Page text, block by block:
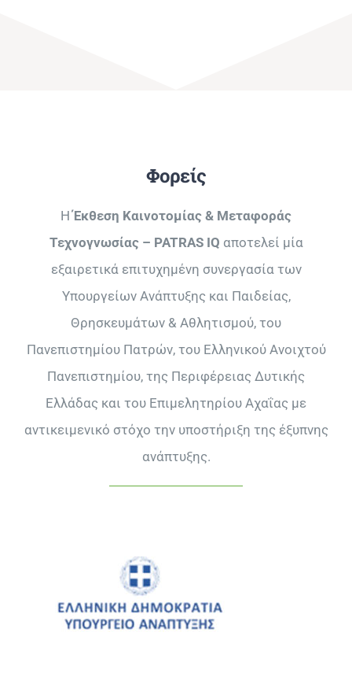
Φορείς
ΗΈκθεση Καινοτομίας & Μεταφοράς
Τεχνογνωσίας – PATRAS IQ αποτελεί μία
εξαιρετικά επιτυχημένη συνεργασία των
Υπουργείων Ανάπτυξης και Παιδείας,
Θρησκευμάτων & Αθλητισμού, του
Πανεπιστημίου Πατρών, του Ελληνικού Ανοιχτού
Πανεπιστημίου, της Περιφέρειας ∆υτικής
Ελλάδας και του Επιμελητηρίου Αχαΐας με
αντικειμενικό στόχο την υποστήριξη της έξυπνης
ανάπτυξης.